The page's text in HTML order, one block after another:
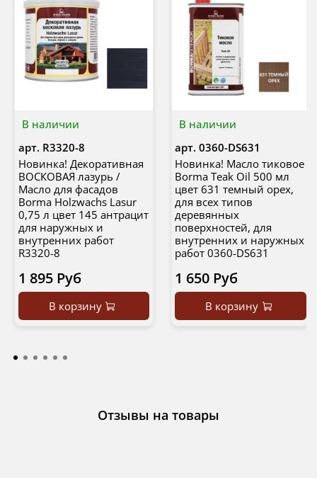
В наличии
арт. R3320-8
Новинка! Декоративная
ВОСКОВАЯ лазурь /
Масло для фасадов
Borma Holzwachs Lasur
0,75 л цвет 145 антрацит
для наружных и
внутренних работ
R3320-8
1 895 Руб
В корзину
В наличии
арт. 0360-DS631
Новинка! Масло тиковое
Borma Teak Oil 500 мл
цвет 631 темный орех,
для всех типов
деревянных
поверхностей, для
внутренних и наружных
работ 0360-DS631
1 650 Руб
В корзину
Отзывы на товары